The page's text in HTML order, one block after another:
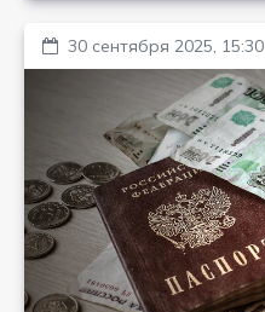
30 сентября 2025, 15:30